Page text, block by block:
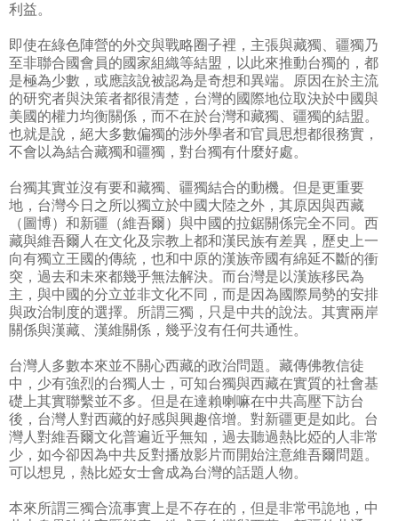
利益。
即使在綠色陣營的外交與戰略圈子裡，主張與藏獨、疆獨乃
至非聯合國會員的國家組織等結盟，以此來推動台獨的，都
是極為少數，或應該說被認為是奇想和異端。原因在於主流
的研究者與決策者都很清楚，台灣的國際地位取決於中國與
美國的權力均衡關係，而不在於台灣和藏獨、疆獨的結盟。
也就是說，絕大多數偏獨的涉外學者和官員思想都很務實，
不會以為結合藏獨和疆獨，對台獨有什麼好處。
台獨其實並沒有要和藏獨、疆獨結合的動機。但是更重要
地，台灣今日之所以獨立於中國大陸之外，其原因與西藏
（圖博）和新疆（維吾爾）與中國的拉鋸關係完全不同。西
藏與維吾爾人在文化及宗教上都和漢民族有差異，歷史上一
向有獨立王國的傳統，也和中原的漢族帝國有綿延不斷的衝
突，過去和未來都幾乎無法解決。而台灣是以漢族移民為
主，與中國的分立並非文化不同，而是因為國際局勢的安排
與政治制度的選擇。所謂三獨，只是中共的說法。其實兩岸
關係與漢藏、漢維關係，幾乎沒有任何共通性。
台灣人多數本來並不關心西藏的政治問題。藏傳佛教信徒
中，少有強烈的台獨人士，可知台獨與西藏在實質的社會基
礎上其實聯繫並不多。但是在達賴喇嘛在中共高壓下訪台
後，台灣人對西藏的好感與興趣倍增。對新疆更是如此。台
灣人對維吾爾文化普遍近乎無知，過去聽過熱比婭的人非常
少，如今卻因為中共反對播放影片而開始注意維吾爾問題。
可以想見，熱比婭女士會成為台灣的話題人物。
本來所謂三獨合流事實上是不存在的，但是非常弔詭地，中